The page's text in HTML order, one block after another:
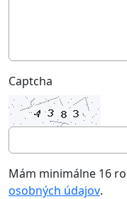
Captcha
Mám minimálne 16
osobných údajov.